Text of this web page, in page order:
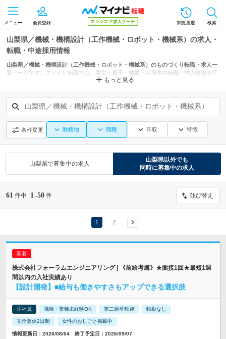
メニュー 会員登録 閲覧履歴 検索
山梨県／機械・機構設計（工作機械・ロボット・機械系）の求人・
転職・中途採用情報
山梨県／機械・機構設計（工作機械・ロボット・機械系）のものづくり転職・求人一
覧ページです。マイナビ転職では、電気・電子・機械・半導体の転職・求人情報を甲
府市、富士吉田市などの条件からも探せます。
もっと見る
山梨県／機械・機構設計（工作機械・ロボット・機械系）
条件変更 勤務地 職種 年収 特徴
山梨県で募集中の求人
山梨県以外でも
同時に募集中の求人
61 件中 1 -50 件 並び替え
1 2
株式会社フォーラムエンジニアリング | 《前給考慮》★面接1回★最短1週
間以内の入社実績あり
【設計開発】■給与も働きやすさもアップできる選択肢
正社員 職種・業種未経験OK 第二新卒歓迎 転勤なし
完全週休2日制 女性のおしごと掲載中
情報更新日：2026/08/04 終了予定日：2026/09/07